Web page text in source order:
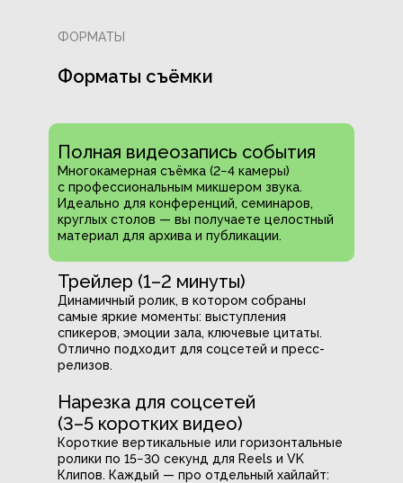
ФОРМАТЫ
Форматы съёмки
Полная видеозапись события
Многокамерная съёмка (2−4 камеры)
с профессиональным микшером звука.
Идеально для конференций, семинаров,
круглых столов — вы получаете целостный
материал для архива и публикации.
Трейлер (1–2 минуты)
Динамичный ролик, в котором собраны
самые яркие моменты: выступления
спикеров, эмоции зала, ключевые цитаты.
Отлично подходит для соцсетей и пресс-
релизов.
Нарезка для соцсетей
(3–5 коротких видео)
Короткие вертикальные или горизонтальные
ролики по 15−30 секунд для Reels и VK
Клипов. Каждый — про отдельный хайлайт: